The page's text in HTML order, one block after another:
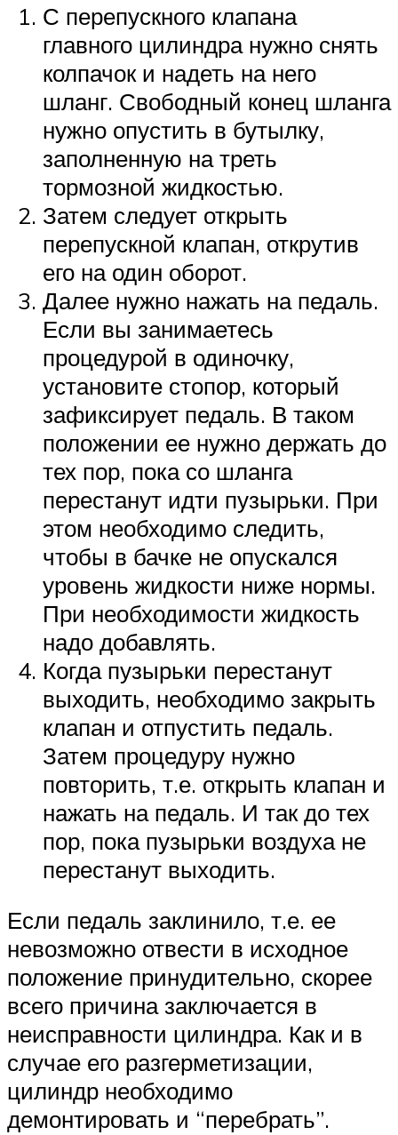
С перепускного клапана
главного цилиндра нужно снять
колпачок и надеть на него
шланг. Свободный конец шланга
нужно опустить в бутылку,
заполненную на треть
тормозной жидкостью.
Затем следует открыть
перепускной клапан, открутив
его на один оборот.
Далее нужно нажать на педаль.
Если вы занимаетесь
процедурой в одиночку,
установите стопор, который
зафиксирует педаль. В таком
положении ее нужно держать до
тех пор, пока со шланга
перестанут идти пузырьки. При
этом необходимо следить,
чтобы в бачке не опускался
уровень жидкости ниже нормы.
При необходимости жидкость
надо добавлять.
Когда пузырьки перестанут
выходить, необходимо закрыть
клапан и отпустить педаль.
Затем процедуру нужно
повторить, т.е. открыть клапан и
нажать на педаль. И так до тех
пор, пока пузырьки воздуха не
перестанут выходить.
Если педаль заклинило, т.е. ее
невозможно отвести в исходное
положение принудительно, скорее
всего причина заключается в
неисправности цилиндра. Как и в
случае его разгерметизации,
цилиндр необходимо
демонтировать и “перебрать”.